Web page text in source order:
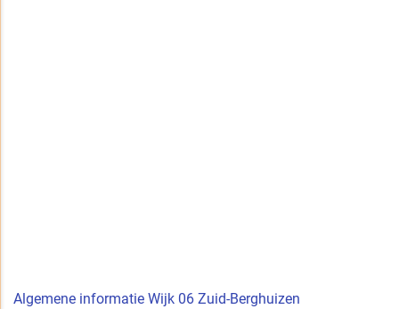
Algemene informatie Wijk 06 Zuid-Berghuizen